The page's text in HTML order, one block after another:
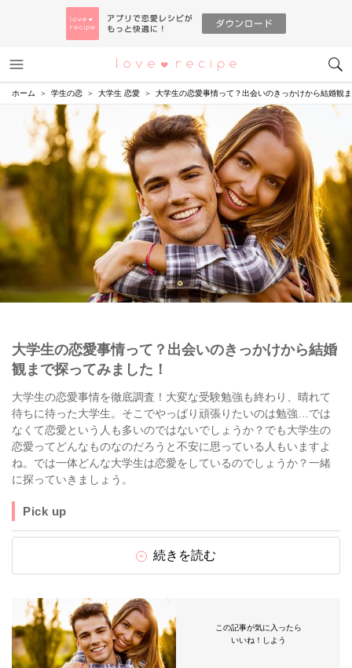
恋愛レシピ
ホーム 学生の恋 大学生 恋愛 大学生の恋愛事情って？出会いのきっかけから結婚観
大学生の恋愛事情って？出会いのきっかけから結婚
観まで探ってみました！
大学生の恋愛事情を徹底調査！大変な受験勉強も終わり、晴れて
待ちに待った大学生。そこでやっぱり頑張りたいのは勉強…では
なくて恋愛という人も多いのではないでしょうか？でも大学生の
恋愛ってどんなものなのだろうと不安に思っている人もいますよ
ね。では一体どんな大学生は恋愛をしているのでしょうか？一緒
に探っていきましょう。
Pick up
続きを読む
この記事が気に入ったら
いいね！しよう